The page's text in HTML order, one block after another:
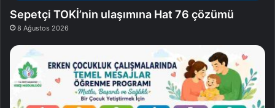
Sepetçi TOKİ’nin ulaşımına Hat 76 çözümü
8 Ağustos 2026